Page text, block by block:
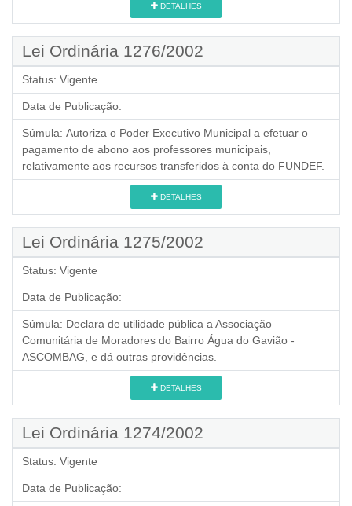
DETALHES
Lei Ordinária 1276/2002
Status: Vigente
Data de Publicação:
Súmula: Autoriza o Poder Executivo Municipal a efetuar o
pagamento de abono aos professores municipais,
relativamente aos recursos transferidos à conta do FUNDEF.
DETALHES
Lei Ordinária 1275/2002
Status: Vigente
Data de Publicação:
Súmula: Declara de utilidade pública a Associação
Comunitária de Moradores do Bairro Água do Gavião -
ASCOMBAG, e dá outras providências.
DETALHES
Lei Ordinária 1274/2002
Status: Vigente
Data de Publicação: